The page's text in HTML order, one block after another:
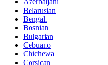
Belarusian
Bengali
Bosnian
Bulgarian
Cebuano
Chichewa
Corsican